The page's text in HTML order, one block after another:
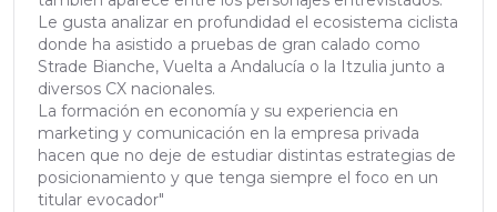
Le gusta analizar en profundidad el ecosistema ciclista
donde ha asistido a pruebas de gran calado como
Strade Bianche, Vuelta a Andalucía o la Itzulia junto a
diversos CX nacionales.
La formación en economía y su experiencia en
marketing y comunicación en la empresa privada
hacen que no deje de estudiar distintas estrategias de
posicionamiento y que tenga siempre el foco en un
titular evocador"